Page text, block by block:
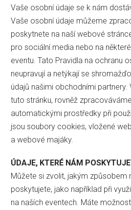
Vaše osobní údaje se k nám
Vaše osobní údaje můžeme
poskytnete na naší webové
pro sociální media nebo na
eventu. Tato Pravidla na ochranu
neupravují a netýkají se
údajů našimi obchodními partnery.
tuto stránku, rovněž
automatickými prostředky při
jsou soubory cookies, vložené
a webové majáky.
ÚDAJE, KTERÉ NÁM
Můžete si zvolit, jakým způsobem
poskytujete, jako například při
na naších eventech. Máte